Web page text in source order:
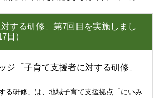
対する研修」第7回目を実施しまし
日）
ジ「子育て支援者に対する研修」
る研修」は、地域子育て支援拠点「にいみ